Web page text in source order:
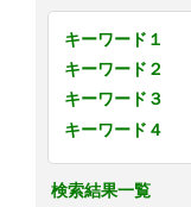
キーワード１
キーワード２
キーワード３
キーワード４
検索結果一覧